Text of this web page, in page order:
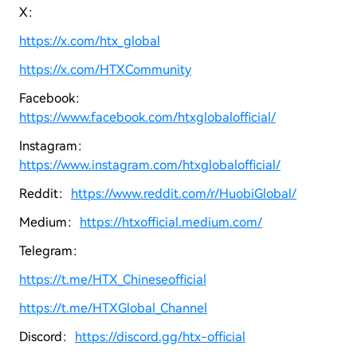
X：
https://x.com/htx_global
https://x.com/HTXCommunity
Facebook：
https://www.facebook.com/htxglobalofficial/
Instagram：
https://www.instagram.com/htxglobalofficial/
Reddit： https://www.reddit.com/r/HuobiGlobal/
Medium： https://htxofficial.medium.com/
Telegram：
https://t.me/HTX_Chineseofficial
https://t.me/HTXGlobal_Channel
Discord： https://discord.gg/htx-official